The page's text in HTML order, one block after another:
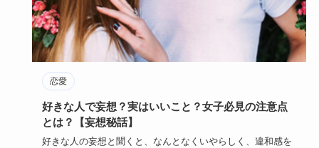
恋愛
好きな人で妄想？実はいいこと？女子必見の注意点
とは？【妄想秘話】
好きな人の妄想と聞くと、なんとなくいやらしく、違和感を